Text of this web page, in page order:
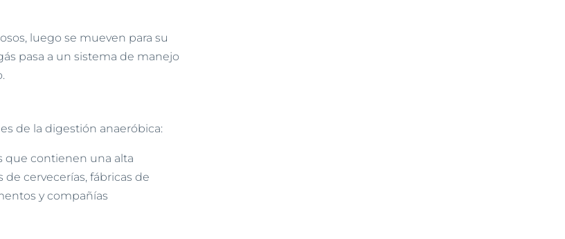
luego se mueven para su
pasa a un sistema de manejo
de la digestión anaeróbica:
que contienen una alta
cervecerías, fábricas de
y compañías